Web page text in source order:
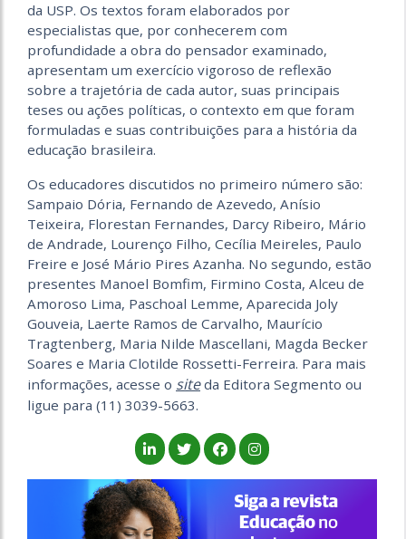
da USP. Os textos foram elaborados por
especialistas que, por conhecerem com
profundidade a obra do pensador examinado,
apresentam um exercício vigoroso de reflexão
sobre a trajetória de cada autor, suas principais
teses ou ações políticas, o contexto em que foram
formuladas e suas contribuições para a história da
educação brasileira.
Os educadores discutidos no primeiro número são:
Sampaio Dória, Fernando de Azevedo, Anísio
Teixeira, Florestan Fernandes, Darcy Ribeiro, Mário
de Andrade, Lourenço Filho, Cecília Meireles, Paulo
Freire e José Mário Pires Azanha. No segundo, estão
presentes Manoel Bomfim, Firmino Costa, Alceu de
Amoroso Lima, Paschoal Lemme, Aparecida Joly
Gouveia, Laerte Ramos de Carvalho, Maurício
Tragtenberg, Maria Nilde Mascellani, Magda Becker
Soares e Maria Clotilde Rossetti-Ferreira. Para mais
informações, acesse o siteda Editora Segmento ou
ligue para (11) 3039-5663.